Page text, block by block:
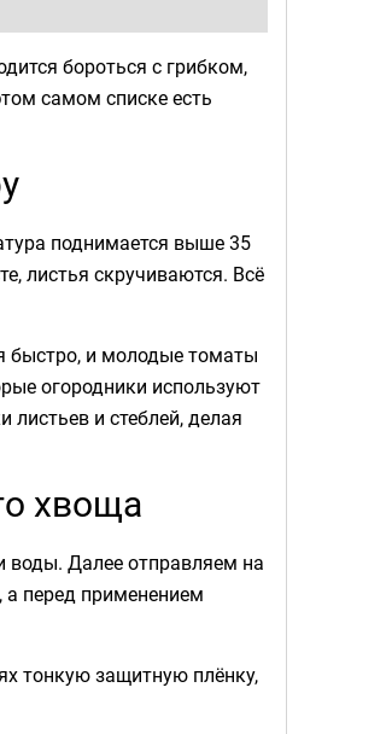
бороться с грибком,
самом списке есть
поднимается выше 35
листья скручиваются. Всё
быстро, и молодые томаты
огородники используют
и стеблей, делая
хвоща
воды. Далее отправляем на
а перед применением
тонкую защитную плёнку,